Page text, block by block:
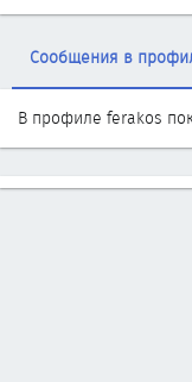
Сообщения в
В профиле ferakos